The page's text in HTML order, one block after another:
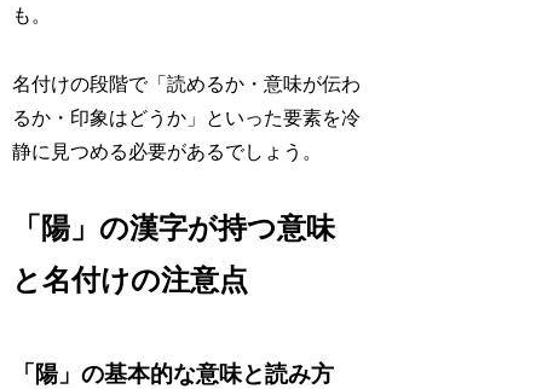
も。
名付けの段階で「読めるか・意味が伝わ
るか・印象はどうか」といった要素を冷
静に見つめる必要があるでしょう。
「陽」の漢字が持つ意味
と名付けの注意点
「陽」の基本的な意味と読み方